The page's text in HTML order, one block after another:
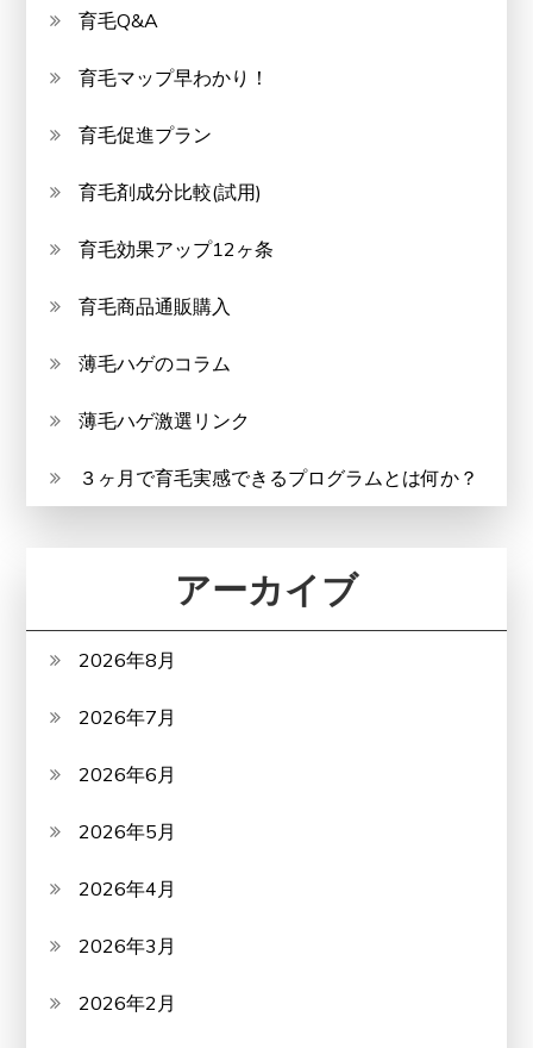
育毛Q&A
育毛マップ早わかり！
育毛促進プラン
育毛剤成分比較(試用)
育毛効果アップ12ヶ条
育毛商品通販購入
薄毛ハゲのコラム
薄毛ハゲ激選リンク
３ヶ月で育毛実感できるプログラムとは何か？
アーカイブ
2026年8月
2026年7月
2026年6月
2026年5月
2026年4月
2026年3月
2026年2月